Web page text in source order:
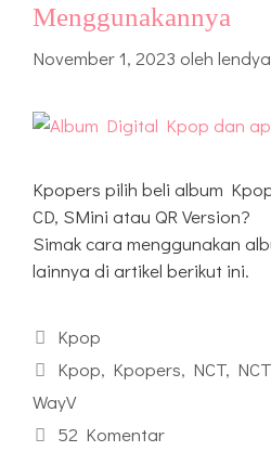
Menggunakannya
November 1, 2023 oleh
Kpopers pilih beli album
CD, SMini atau QR Version?
Simak cara menggunakan
lainnya di artikel berikut ini.
Kategori
Kpop
Tag
Kpop, Kpopers, NCT,
WayV
52 Komentar